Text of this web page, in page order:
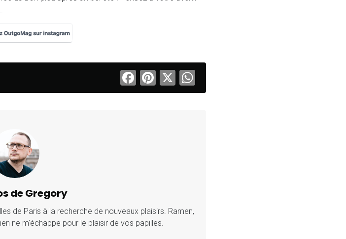
Facebook
Pinterest
X
de Gregory
de Paris à la recherche de nouveaux plaisirs. Ramen,
ne m'échappe pour le plaisir de vos papilles.